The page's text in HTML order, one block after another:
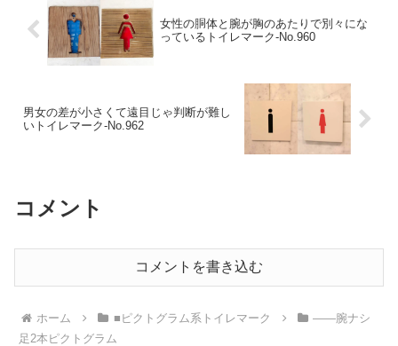
女性の胴体と腕が胸のあたりで別々にな
っているトイレマーク‐No.960
男女の差が小さくて遠目じゃ判断が難し
いトイレマーク‐No.962
コメント
コメントを書き込む
ホーム ■ピクトグラム系トイレマーク
――腕ナシ
足2本ピクトグラム